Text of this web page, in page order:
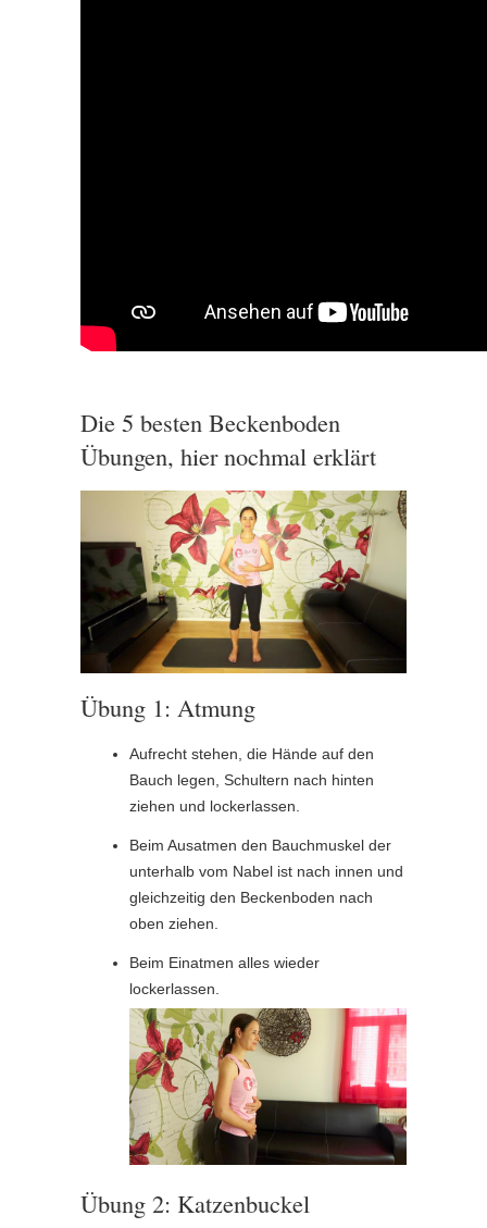
Die 5 besten Beckenboden
Übungen, hier nochmal erklärt
Übung 1: Atmung
Aufrecht stehen, die Hände auf den
Bauch legen, Schultern nach hinten
ziehen und lockerlassen.
Beim Ausatmen den Bauchmuskel der
unterhalb vom Nabel ist nach innen und
gleichzeitig den Beckenboden nach
oben ziehen.
Beim Einatmen alles wieder
lockerlassen.
Übung 2: Katzenbuckel